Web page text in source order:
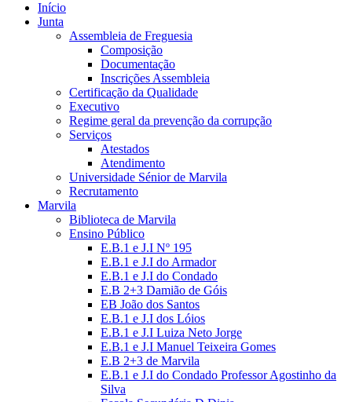
Início
Junta
Assembleia de Freguesia
Composição
Documentação
Inscrições Assembleia
Certificação da Qualidade
Executivo
Regime geral da prevenção da corrupção
Serviços
Atestados
Atendimento
Universidade Sénior de Marvila
Recrutamento
Marvila
Biblioteca de Marvila
Ensino Público
E.B.1 e J.I Nº 195
E.B.1 e J.I do Armador
E.B.1 e J.I do Condado
E.B 2+3 Damião de Góis
EB João dos Santos
E.B.1 e J.I dos Lóios
E.B.1 e J.I Luiza Neto Jorge
E.B.1 e J.I Manuel Teixeira Gomes
E.B 2+3 de Marvila
E.B.1 e J.I do Condado Professor Agostinho da
Silva